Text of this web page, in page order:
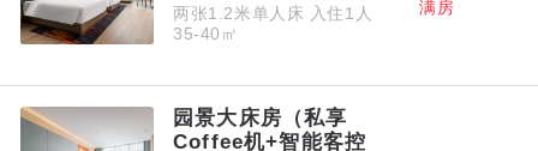
两张1.2米单人床 入住1人
35-40㎡
满房
园景大床房（私享
Coffee机+智能客控